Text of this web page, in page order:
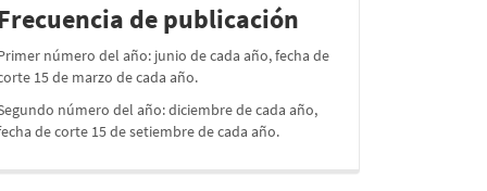
de publicación
número del año: junio de cada año, fecha de
15 de marzo de cada año.
número del año: diciembre de cada año,
de corte 15 de setiembre de cada año.